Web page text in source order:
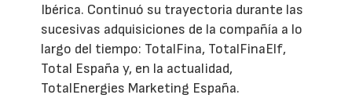
Ibérica. Continuó su trayectoria durante las
sucesivas adquisiciones de la compañía a lo
largo del tiempo: TotalFina, TotalFinaElf,
Total España y, en la actualidad,
TotalEnergies Marketing España.